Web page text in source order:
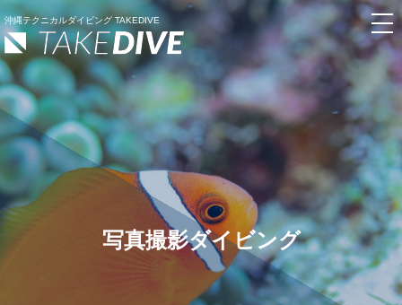
沖縄テクニカルダイビング TAKEDIVE
写真撮影ダイビング